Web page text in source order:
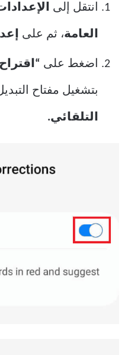
انتقل إلى
العامة، ثم على
اضغط على
بتشغيل مفتاح
التلقائي.